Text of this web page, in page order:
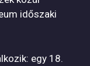
időszaki
egy 18.